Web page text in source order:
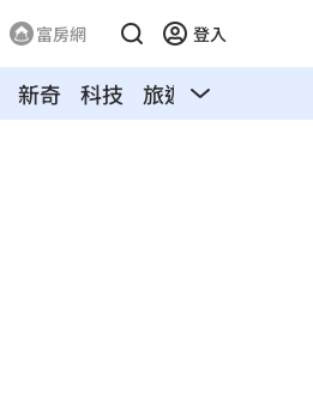
富房網 登入
新奇 科技 旅遊 汽車